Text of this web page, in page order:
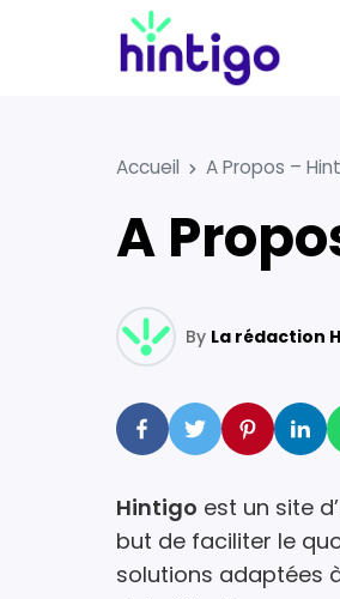
Accueil A Propos –
A
By La rédaction
Facebook
Twitter Pinterest
Hintigo est un site
but de faciliter le
solutions adaptées